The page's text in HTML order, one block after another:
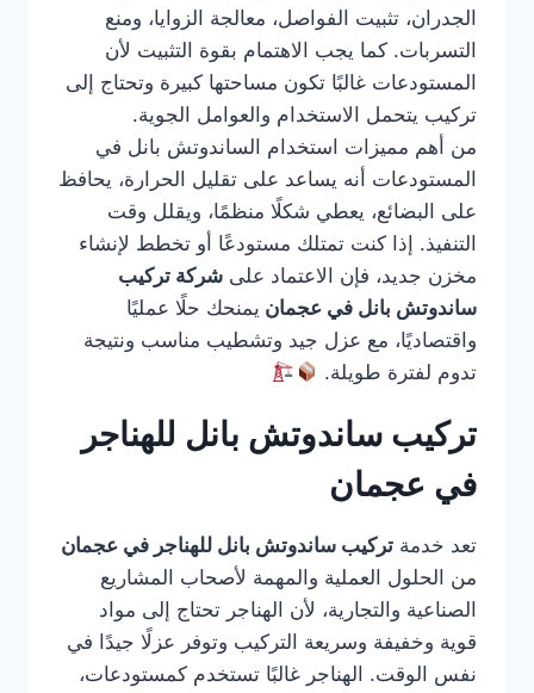
الجدران، تثبيت الفواصل، معالجة الزوايا، ومنع
التسربات. كما يجب الاهتمام بقوة التثبيت لأن
المستودعات غالبًا تكون مساحتها كبيرة وتحتاج إلى
تركيب يتحمل الاستخدام والعوامل الجوية.
من أهم مميزات استخدام الساندوتش بانل في
المستودعات أنه يساعد على تقليل الحرارة، يحافظ
على البضائع، يعطي شكلًا منظمًا، ويقلل وقت
التنفيذ. إذا كنت تمتلك مستودعًا أو تخطط لإنشاء
مخزن جديد، فإن الاعتماد على شركة تركيب
ساندوتش بانل في عجمان يمنحك حلًا عمليًا
واقتصاديًا، مع عزل جيد وتشطيب مناسب ونتيجة
تدوم لفترة طويلة.
تركيب ساندوتش بانل للهناجر
في عجمان
تعد خدمة تركيب ساندوتش بانل للهناجر في عجمان
من الحلول العملية والمهمة لأصحاب المشاريع
الصناعية والتجارية، لأن الهناجر تحتاج إلى مواد
قوية وخفيفة وسريعة التركيب وتوفر عزلًا جيدًا في
نفس الوقت. الهناجر غالبًا تستخدم كمستودعات،